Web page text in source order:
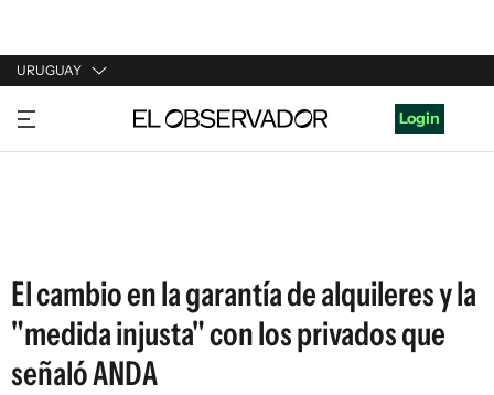
URUGUAY
URUGUAY
ARGENTINA
Login
El cambio en la garantía de alquileres y la
"medida injusta" con los privados que
señaló ANDA